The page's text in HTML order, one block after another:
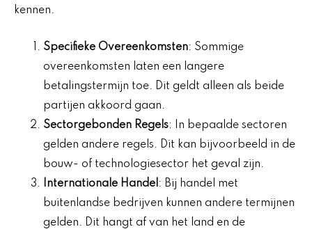
kennen.
Specifieke Overeenkomsten: Sommige
overeenkomsten laten een langere
betalingstermijn toe. Dit geldt alleen als beide
partijen akkoord gaan.
Sectorgebonden Regels: In bepaalde sectoren
gelden andere regels. Dit kan bijvoorbeeld in de
bouw- of technologiesector het geval zijn.
Internationale Handel : Bij handel met
buitenlandse bedrijven kunnen andere termijnen
gelden. Dit hangt af van het land en de